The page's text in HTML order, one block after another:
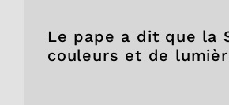
Le pape a dit que la
couleurs et de